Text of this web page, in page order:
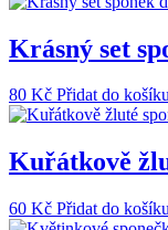
Krásný set
80 Kč Přidat do
Kuřátkově
60 Kč Přidat do košíku